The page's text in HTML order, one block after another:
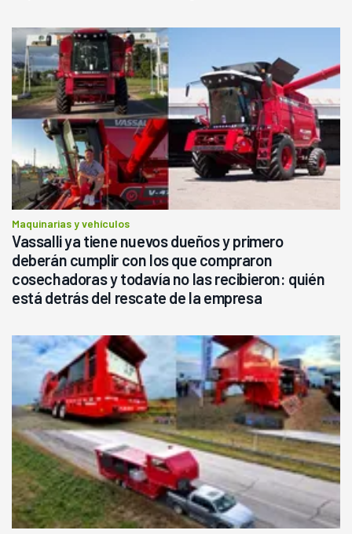
Maquinarias y vehículos
Vassalli ya tiene nuevos dueños y primero
deberán cumplir con los que compraron
cosechadoras y todavía no las recibieron: quién
está detrás del rescate de la empresa